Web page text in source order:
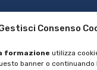
Consenso
formazione utilizza
banner o